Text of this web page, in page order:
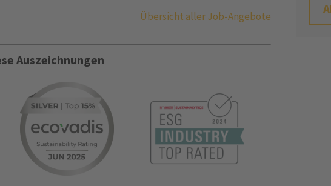
Übersicht aller Job-Angebote
Auszeichnungen